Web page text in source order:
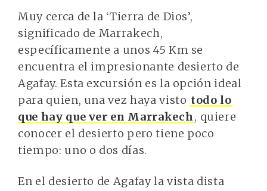
Muy cerca de la ‘Tierra de Dios’,
significado de Marrakech,
específicamente a unos 45 Km se
encuentra el impresionante desierto de
Agafay. Esta excursión es la opción ideal
para quien, una vez haya visto todo lo
que hay que ver en Marrakech, quiere
conocer el desierto pero tiene poco
tiempo: uno o dos días.
En el desierto de Agafay la vista dista